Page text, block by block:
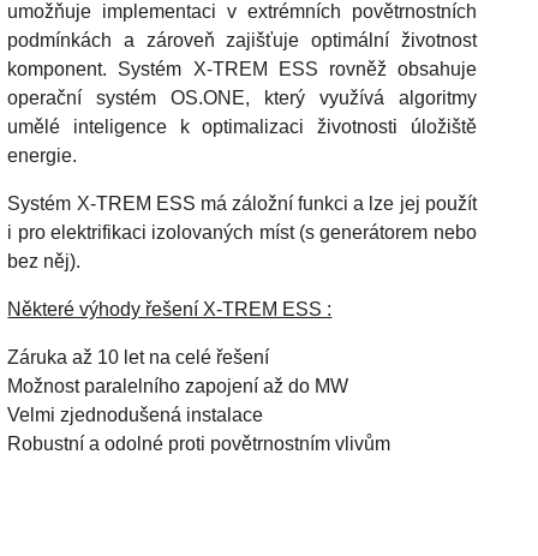
umožňuje implementaci v extrémních povětrnostních
podmínkách a zároveň zajišťuje optimální životnost
komponent. Systém X-TREM ESS rovněž obsahuje
operační systém OS.ONE, který využívá algoritmy
umělé inteligence k optimalizaci životnosti úložiště
energie.
Systém X-TREM ESS má záložní funkci a lze jej použít
i pro elektrifikaci izolovaných míst (s generátorem nebo
bez něj).
Některé výhody řešení X-TREM ESS :
Záruka až 10 let na celé řešení
Možnost paralelního zapojení až do MW
Velmi zjednodušená instalace
Robustní a odolné proti povětrnostním vlivům